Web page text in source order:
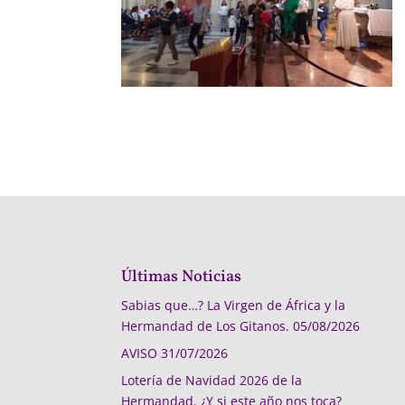
Últimas Noticias
Sabias que…? La Virgen de África y la
Hermandad de Los Gitanos. 05/08/2026
AVISO 31/07/2026
Lotería de Navidad 2026 de la
Hermandad, ¿Y si este año nos toca?